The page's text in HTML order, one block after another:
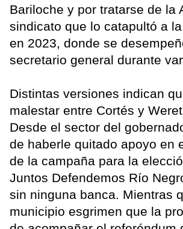
Bariloche y por tratarse de la
sindicato que lo catapultó a
en 2023, donde se
secretario general durante
Distintas versiones indican
malestar entre Cortés y
Desde el sector del
de haberle quitado apoyo en
de la campaña para la
Juntos Defendemos Río
sin ninguna banca. Mientras
municipio esgrimen que la